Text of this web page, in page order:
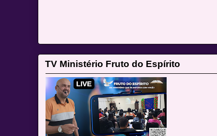
TV Ministério Fruto do Espírito